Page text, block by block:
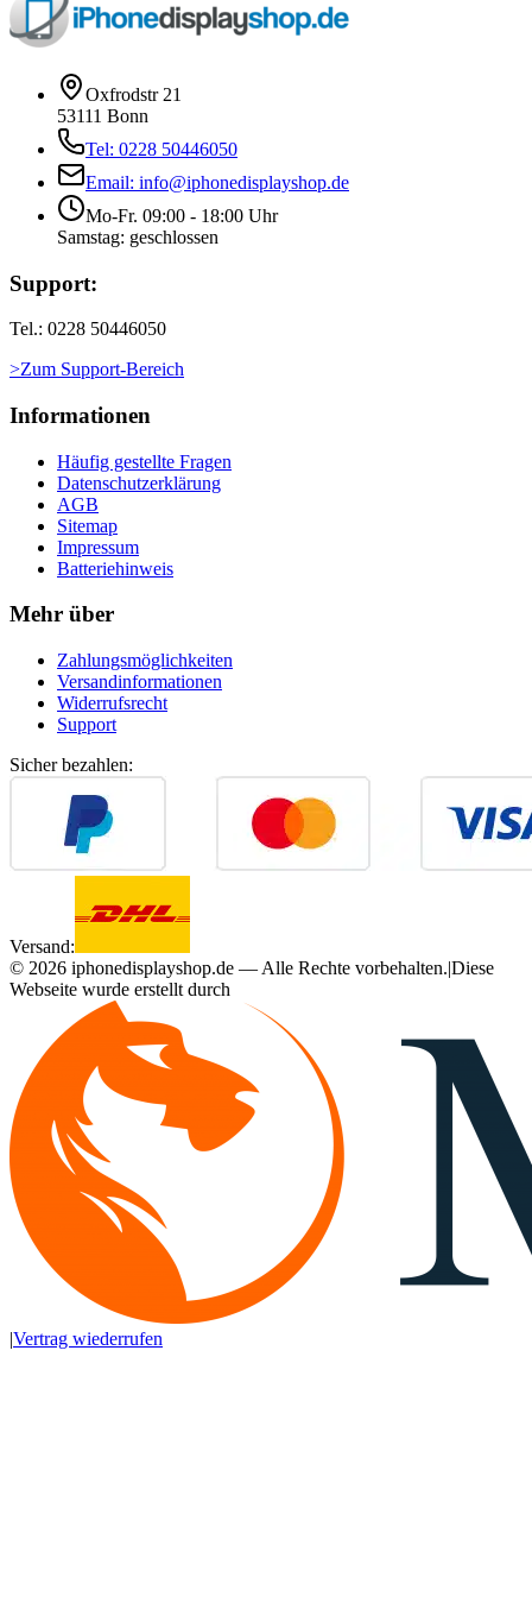
Oxfrodstr 21
53111 Bonn
Tel: 0228 50446050
Email: info@iphonedisplayshop.de
Mo-Fr. 09:00 - 18:00 Uhr
Samstag: geschlossen
Support:
Tel.: 0228 50446050
>Zum Support-Bereich
Informationen
Häufig gestellte Fragen
Datenschutzerklärung
AGB
Sitemap
Impressum
Batteriehinweis
Mehr über
Zahlungsmöglichkeiten
Versandinformationen
Widerrufsrecht
Support
Sicher bezahlen:
Versand:
© 2026 iphonedisplayshop.de — Alle Rechte vorbehalten.|Diese
Webseite wurde erstellt durch
|Vertrag wiederrufen